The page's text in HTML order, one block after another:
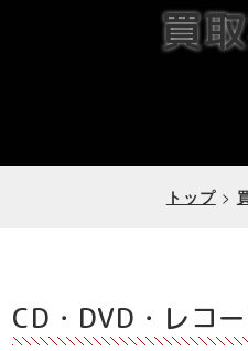
買
トップ>
CD・DVD・レコ